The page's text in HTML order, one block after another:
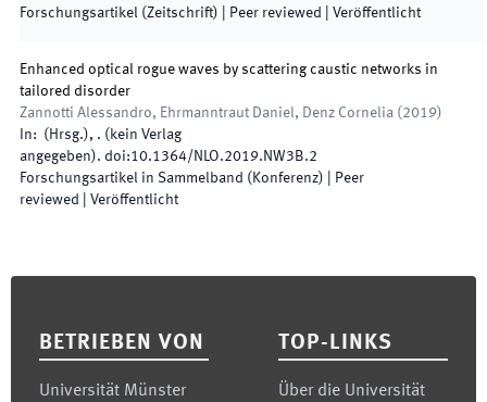
Forschungsartikel (Zeitschrift) | Peer reviewed Veröffentlicht
Enhanced optical rogue waves by scattering caustic networks in
tailored disorder
Zannotti Alessandro, Ehrmanntraut Daniel, Denz Cornelia ( 2019)
In: ( Hrsg.), . ( kein Verlag
angegeben). doi:10.1364/NLO.2019.NW3B.2
Forschungsartikel in Sammelband (Konferenz) | Peer
reviewed
Veröffentlicht
BETRIEBEN VON
Universität Münster
TOP-LINKS
Über die Universität